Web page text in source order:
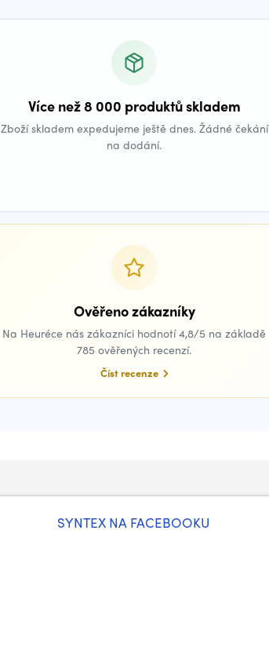
Více než 8 000 produktů skladem
Zboží skladem expedujeme ještě dnes. Žádné čekání
na dodání.
Ověřeno zákazníky
Na Heuréce nás zákazníci hodnotí 4,8/5 na základě
785 ověřených recenzí.
Číst recenze
SYNTEX NA FACEBOOKU